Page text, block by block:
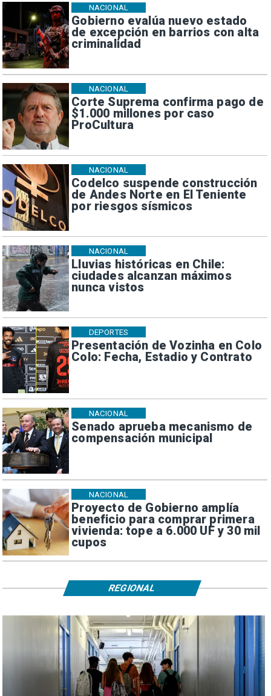
Gobierno evalúa nuevo estado
de excepción en barrios con alta
criminalidad
NACIONAL
Corte Suprema confirma pago de
$1.000 millones por caso
ProCultura
NACIONAL
Codelco suspende construcción
de Andes Norte en El Teniente
por riesgos sísmicos
NACIONAL
Lluvias históricas en Chile:
ciudades alcanzan máximos
nunca vistos
NACIONAL
Presentación de Vozinha en Colo
Colo: Fecha, Estadio y Contrato
DEPORTES
Senado aprueba mecanismo de
compensación municipal
NACIONAL
Proyecto de Gobierno amplía
beneficio para comprar primera
vivienda: tope a 6.000 UF y 30 mil
cupos
NACIONAL
REGIONAL